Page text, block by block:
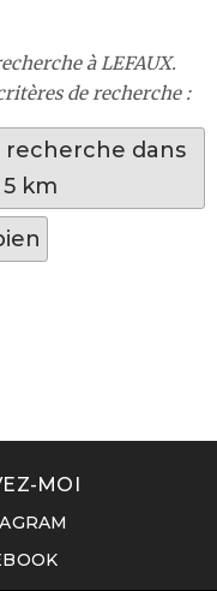
à LEFAUX.
de recherche :
recherche dans
km
MOI